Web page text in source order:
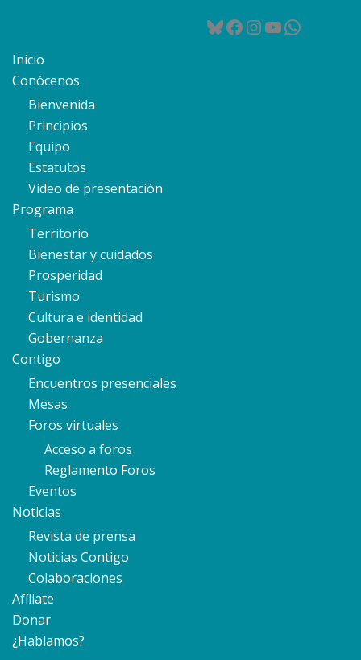
Bluesky
Facebook
Instagram
YouTube
Inicio
Conócenos
Bienvenida
Principios
Equipo
Estatutos
Vídeo de presentación
Programa
Territorio
Bienestar y cuidados
Prosperidad
Turismo
Cultura e identidad
Gobernanza
Contigo
Encuentros presenciales
Mesas
Foros virtuales
Acceso a foros
Reglamento Foros
Eventos
Noticias
Revista de prensa
Noticias Contigo
Colaboraciones
Afíliate
Donar
¿Hablamos?